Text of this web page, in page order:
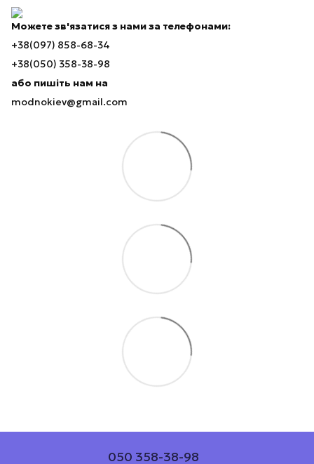
Можете зв'язатися з нами за телефонами:
+38(097) 858-68-34
+38(050) 358-38-98
або пишіть нам на
modnokiev@gmail.com
050 358-38-98